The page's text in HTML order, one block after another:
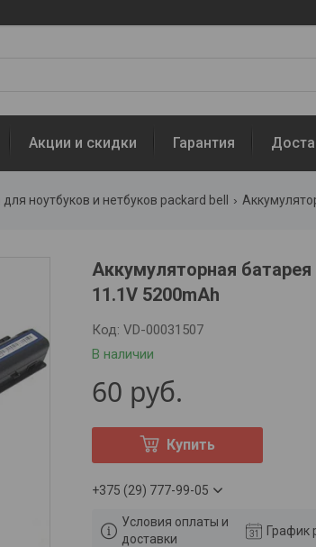
Акции и скидки Гарантия
ноутбуков и нетбуков packard bell
Аккумуляторная
11.1V 5200mAh
В наличии
Код: VD-00031507
60 руб.
Купить
+375 (29) 777-99-05
Условия оплаты и
доставки
График